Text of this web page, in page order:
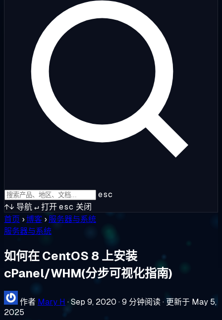
esc
↑↓ 导航↵打开esc 关闭
首页 ›博客 › 服务器与系统
服务器与系统
如何在 CentOS 8 上安装
cPanel/WHM(分步可视化指南)
作者 Mary H ·Sep 9, 2020 ·9 分钟阅读· 更新于 May 5,
2025